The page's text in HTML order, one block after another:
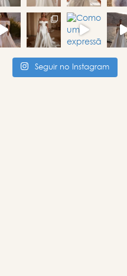
Seguir no Instagram